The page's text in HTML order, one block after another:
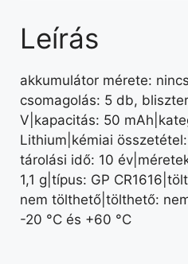
Leírás
akkumulátor mérete:
csomagolás: 5 db,
V|kapacitás: 50
Lithium|kémiai
tárolási idő: 10
1,1 g|típus: GP
nem tölthető|tölthető:
-20 °C és +60 °C